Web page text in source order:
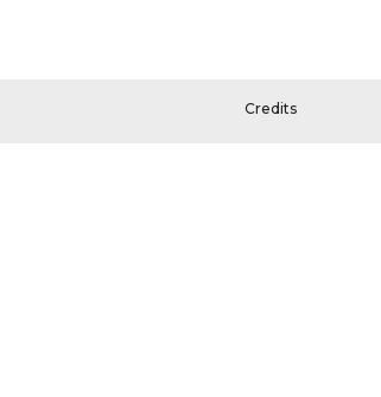
Credits